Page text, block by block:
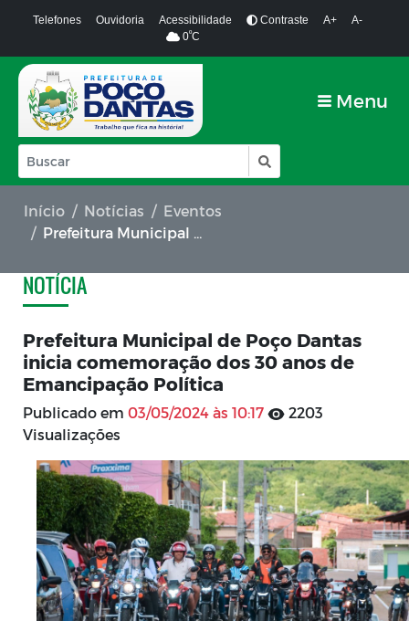
Telefones Ouvidoria Acessibilidade Contraste A+
A-
0ºC
Menu
Início Notícias
Eventos
Prefeitura Municipal de Poço Dantas inicia comemoração dos 30 anos de Emancipação Política
NOTÍCIA
Prefeitura Municipal de Poço Dantas
inicia comemoração dos 30 anos de
Emancipação Política
Publicado em 03/05/2024 às 10:17
2203
Visualizações